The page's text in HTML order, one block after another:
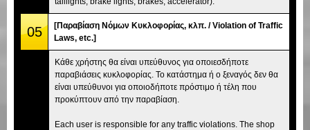
05
[Παραβίαση Νόμων Κυκλοφορίας, κλπ. / Violation of Traffic
Laws, etc.]
Κάθε χρήστης θα είναι υπεύθυνος για οποιεσδήποτε
παραβιάσεις κυκλοφορίας. Το κατάστημα ή ο ξεναγός δεν θα
είναι υπεύθυνοι για οποιοδήποτε πρόστιμο ή τέλη που
προκύπτουν από την παραβίαση.
Each user is responsible for any traffic violations. The shop